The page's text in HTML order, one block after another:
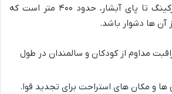
مسیر پیاده روی از پارکینگ تا پای آبشار، حدود ۴۰۰ متر است که
آن ها دشوار باشد.
مداوم از کودکان و سالمندان در طول
ها و مکان های استراحت برای تجدید قوا.